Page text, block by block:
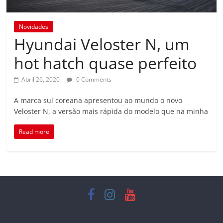
Novidades
Hyundai Veloster N, um
hot hatch quase perfeito
Abril 26, 2020 0 Comments
A marca sul coreana apresentou ao mundo o novo
Veloster N, a versão mais rápida do modelo que na minha
Read more